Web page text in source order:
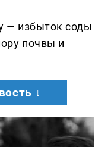
— избыток соды
почвы и
↓